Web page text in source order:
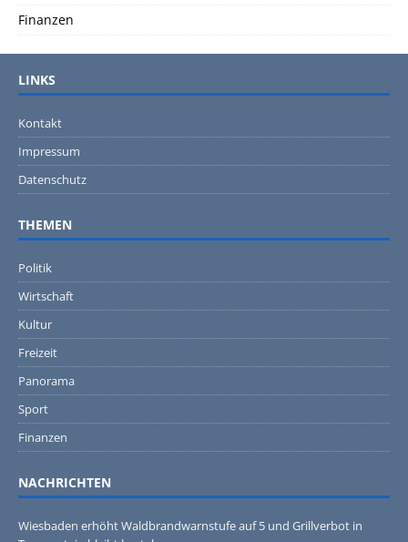
Finanzen
LINKS
Kontakt
Impressum
Datenschutz
THEMEN
Politik
Wirtschaft
Kultur
Freizeit
Panorama
Sport
Finanzen
NACHRICHTEN
Wiesbaden erhöht Waldbrandwarnstufe auf 5 und Grillverbot in